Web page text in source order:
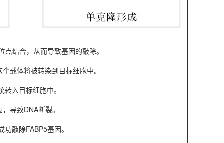
结合，从而导致基因的敲除。
载体将被转染到目标细胞中。
入目标细胞中。
导致DNA断裂。
敲除FABP5基因。